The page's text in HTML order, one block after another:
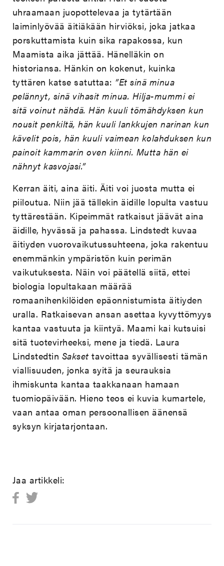
uhraamaan juopottelevaa ja tytärtään
laiminlyövää äitiäkään hirviöksi, joka jatkaa
porskuttamista kuin sika rapakossa, kun
Maamista aika jättää. Hänelläkin on
historiansa. Hänkin on kokenut, kuinka
tyttären katse satuttaa: ”Et sinä minua
pelännyt, sinä vihasit minua. Hilja-mummi ei
sitä voinut nähdä. Hän kuuli tömähdyksen kun
nousit penkiltä, hän kuuli lankkujen narinan kun
kävelit pois, hän kuuli vaimean kolahduksen kun
painoit kammarin oven kiinni. Mutta hän ei
nähnyt kasvojasi.”
Kerran äiti, aina äiti. Äiti voi juosta mutta ei
piiloutua. Niin jää tällekin äidille lopulta vastuu
tyttärestään. Kipeimmät ratkaisut jäävät aina
äidille, hyvässä ja pahassa. Lindstedt kuvaa
äitiyden vuorovaikutussuhteena, joka rakentuu
enemmänkin ympäristön kuin perimän
vaikutuksesta. Näin voi päätellä siitä, ettei
biologia lopultakaan määrää
romaanihenkilöiden epäonnistumista äitiyden
uralla. Ratkaisevan ansan asettaa kyvyttömyys
kantaa vastuuta ja kiintyä. Maami kai kutsuisi
sitä tuotevirheeksi, mene ja tiedä. Laura
Lindstedtin Sakset tavoittaa syvällisesti tämän
viallisuuden, jonka syitä ja seurauksia
ihmiskunta kantaa taakkanaan hamaan
tuomiopäivään. Hieno teos ei kuvia kumartele,
vaan antaa oman persoonallisen äänensä
syksyn kirjatarjontaan.
Jaa artikkeli: